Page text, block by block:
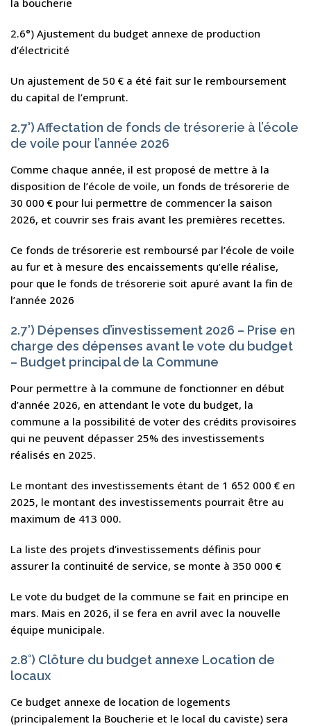
la boucherie
2.6°) Ajustement du budget annexe de production
d’électricité
Un ajustement de 50 € a été fait sur le remboursement
du capital de l’emprunt.
2.7°) Affectation de fonds de trésorerie à l’école
de voile pour l’année 2026
Comme chaque année, il est proposé de mettre à la
disposition de l’école de voile, un fonds de trésorerie de
30 000 € pour lui permettre de commencer la saison
2026, et couvrir ses frais avant les premières recettes.
Ce fonds de trésorerie est remboursé par l’école de voile
au fur et à mesure des encaissements qu’elle réalise,
pour que le fonds de trésorerie soit apuré avant la fin de
l’année 2026
2.7°) Dépenses d’investissement 2026 – Prise en
charge des dépenses avant le vote du budget
– Budget principal de la Commune
Pour permettre à la commune de fonctionner en début
d’année 2026, en attendant le vote du budget, la
commune a la possibilité de voter des crédits provisoires
qui ne peuvent dépasser 25% des investissements
réalisés en 2025.
Le montant des investissements étant de 1 652 000 € en
2025, le montant des investissements pourrait être au
maximum de 413 000.
La liste des projets d’investissements définis pour
assurer la continuité de service, se monte à 350 000 €
Le vote du budget de la commune se fait en principe en
mars. Mais en 2026, il se fera en avril avec la nouvelle
équipe municipale.
2.8°) Clôture du budget annexe Location de
locaux
Ce budget annexe de location de logements
(principalement la Boucherie et le local du caviste) sera